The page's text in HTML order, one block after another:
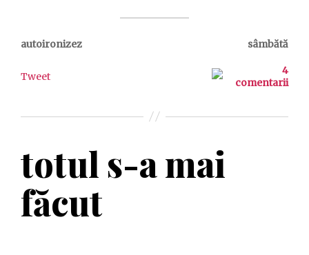
autoironizez sâmbătă
Tweet
4
comentarii
totul s-a mai
făcut